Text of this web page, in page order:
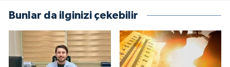
Bunlar da ilginizi çekebilir